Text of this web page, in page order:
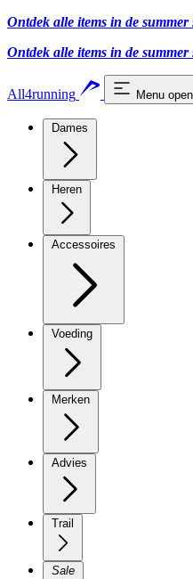
Ontdek alle items in de
Ontdek alle items in de
All4running Menu
Dames
Heren
Accessoires
Voeding
Merken
Advies
Trail
Sale